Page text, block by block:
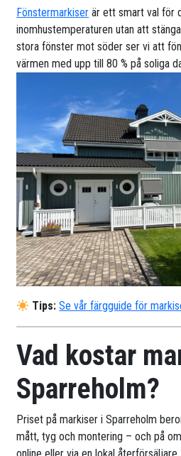
Fönstermarkiser är ett smart val för
inomhustemperaturen utan att
stora fönster mot söder ser vi att
värmen med upp till 80 % på soliga
Tips: Se vår färgguide för
Vad kostar
Sparreholm?
Priset på markiser i Sparreholm
mått, tyg och montering – och på